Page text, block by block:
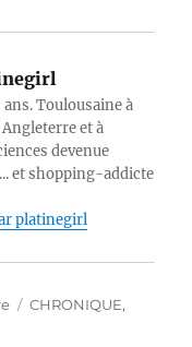
Toulousaine à
et à
devenue
et shopping-addicte
platinegirl
Étiquettes
CHRONIQUE,